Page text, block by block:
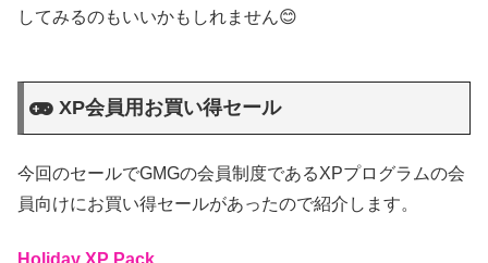
してみるのもいいかもしれません😊
XP会員用お買い得セール
今回のセールでGMGの会員制度であるXPプログラムの会
員向けにお買い得セールがあったので紹介します。
Holiday XP Pack